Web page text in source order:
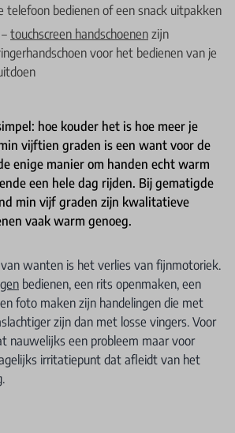
telefoon bedienen of een snack uitpakken
– touchscreen handschoenen zijn
voor het bedienen van je
hoe kouder het is hoe meer je
vijftien graden is een want voor de
enige manier om handen echt warm
een hele dag rijden. Bij gematigde
min vijf graden zijn kwalitatieve
vaak warm genoeg.
wanten is het verlies van fijnmotoriek.
bedienen, een rits openmaken, een
foto maken zijn handelingen die met
zijn dan met losse vingers. Voor
nauwelijks een probleem maar voor
irritatiepunt dat afleidt van het